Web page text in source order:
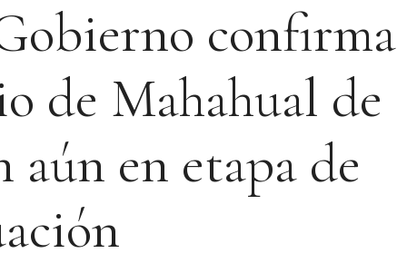
confirma
de Mahahual de
en etapa de